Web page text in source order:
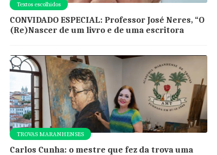
Textos escolhidos
CONVIDADO ESPECIAL: Professor José Neres, “O
(Re)Nascer de um livro e de uma escritora
TROVAS MARANHENSES
Carlos Cunha: o mestre que fez da trova uma